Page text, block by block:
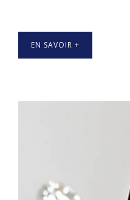
EN SAVOIR +